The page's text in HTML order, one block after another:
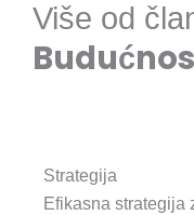
Više od
Strategija
Efikasna strategija